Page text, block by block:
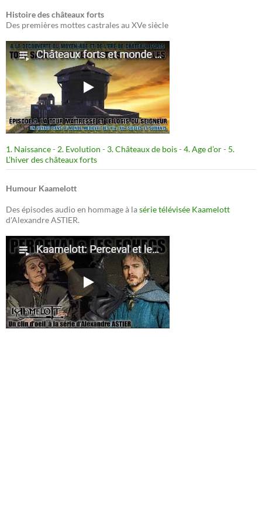
Histoire des châteaux forts
Des premières mottes castrales au XVe siècle
1. Naissance- 2. Evolution - 3. Châteaux de bois- 4. Age d’or- 5.
L’hiver des châteaux forts
Humour Kaamelott
Des épisodes audio en hommage à lasérie télévisée Kaamelott
d'Alexandre ASTIER.